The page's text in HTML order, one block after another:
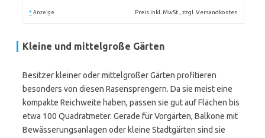
* Anzeige Preis inkl. MwSt., zzgl. Versandkosten
Kleine und mittelgroße Gärten
Besitzer kleiner oder mittelgroßer Gärten profitieren
besonders von diesen Rasensprengern. Da sie meist eine
kompakte Reichweite haben, passen sie gut auf Flächen bis
etwa 100 Quadratmeter. Gerade für Vorgärten, Balkone mit
Bewässerungsanlagen oder kleine Stadtgärten sind sie